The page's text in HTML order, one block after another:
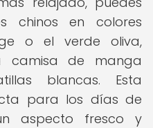
chinos en colores
o el verde oliva,
camisa de manga
blancas. Esta
para los días de
aspecto fresco y